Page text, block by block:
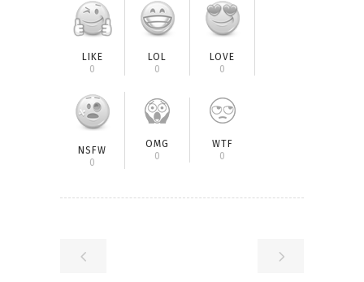
LIKE
0
LOL
0
LOVE
0
NSFW
0
OMG
0
WTF
0